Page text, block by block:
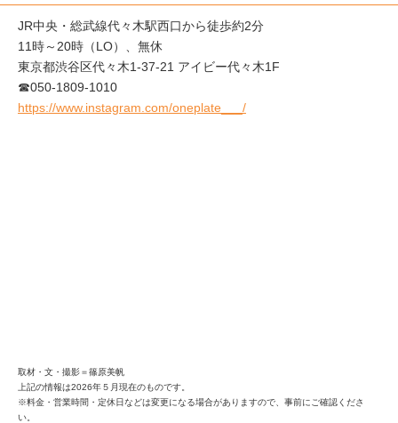
JR中央・総武線代々木駅西口から徒歩約2分
11時～20時（LO）、無休
東京都渋谷区代々木1-37-21 アイビー代々木1F
☎050-1809-1010
https://www.instagram.com/oneplate___/
取材・文・撮影＝篠原美帆
上記の情報は2026年５月現在のものです。
※料金・営業時間・定休日などは変更になる場合がありますので、事前にご確認くださ
い。